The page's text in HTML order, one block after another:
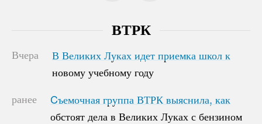
ВТРК
Вчера
В Великих Луках идет приемка школ к
новому учебному году
В Великих Луках идет приемка школ к
новому учебному году
ранее
Cъемочная группа ВТРК выяснила, как
обстоят дела в Великих Луках с бензином
Cъемочная группа ВТРК выяснила, как
обстоят дела в Великих Луках с бензином